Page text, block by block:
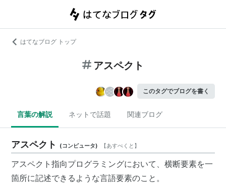
はてなブログ トップ
アスペクト
このタグでブログを書く
言葉の解説 ネットで話題 関連ブログ
アスペクト (コンピュータ) 【あすぺくと 】
アスペクト指向プログラミングにおいて、横断要素を一
箇所に記述できるような言語要素のこと。